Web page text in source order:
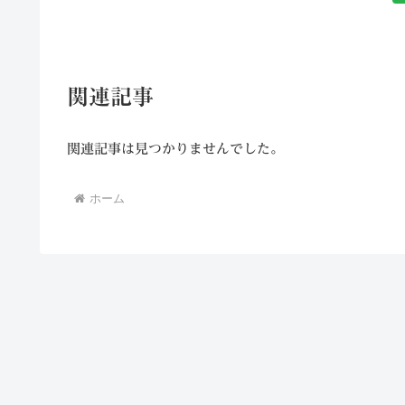
関連記事
関連記事は見つかりませんでした。
ホーム